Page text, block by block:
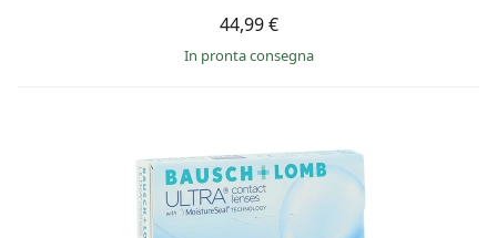
44,99 €
in pronta consegna